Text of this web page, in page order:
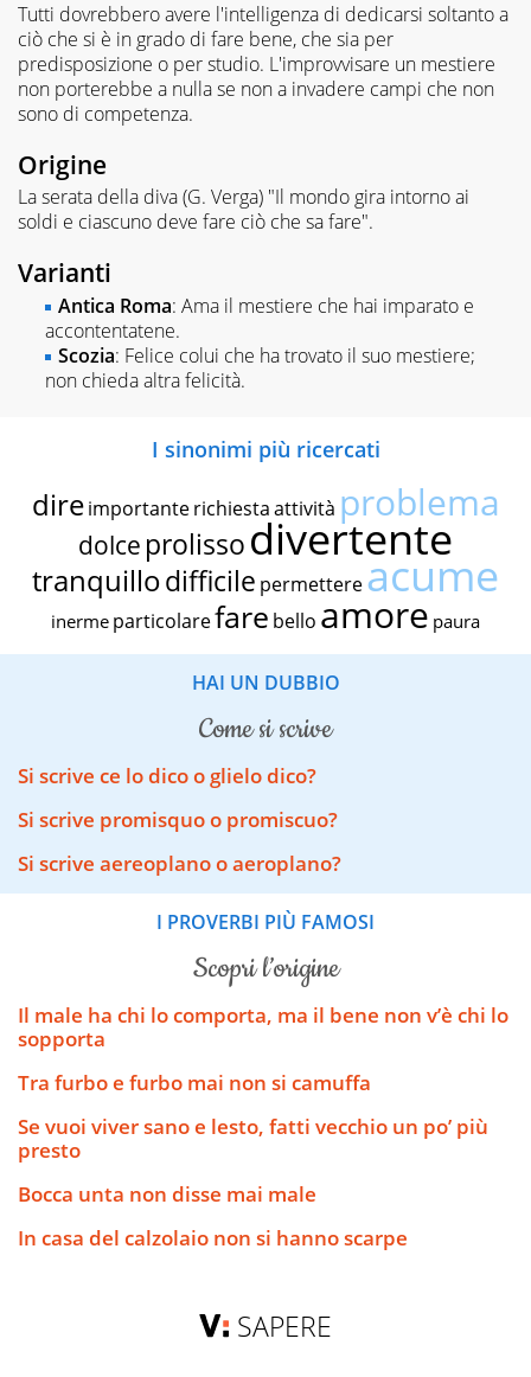
Tutti dovrebbero avere l'intelligenza di dedicarsi soltanto a
ciò che si è in grado di fare bene, che sia per
predisposizione o per studio. L'improvvisare un mestiere
non porterebbe a nulla se non a invadere campi che non
sono di competenza.
Origine
La serata della diva (G. Verga) "Il mondo gira intorno ai
soldi e ciascuno deve fare ciò che sa fare".
Varianti
Antica Roma: Ama il mestiere che hai imparato e
accontentatene.
Scozia: Felice colui che ha trovato il suo mestiere;
non chieda altra felicità.
I sinonimi più ricercati
dire importante richiestaattività problema
dolce prolissodivertente
tranquillodifficile permettereacume
inerme particolarefare bello amore paura
HAI UN DUBBIO
come si scrive
Si scrive ce lo dico o glielo dico?
Si scrive promisquo o promiscuo?
Si scrive aereoplano o aeroplano?​​
I PROVERBI PIÙ FAMOSI
scopri l’origine
Il male ha chi lo comporta, ma il bene non v’è chi lo
sopporta
Tra furbo e furbo mai non si camuffa
Se vuoi viver sano e lesto, fatti vecchio un po’ più
presto
Bocca unta non disse mai male
In casa del calzolaio non si hanno scarpe
SAPERE